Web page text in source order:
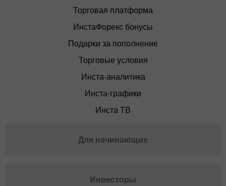
Торговая платформа
ИнстаФорекс бонусы
Подарки за пополнение
Торговые условия
Инста-аналитика
Инста-графики
Инста ТВ
Для начинающих
Инвесторы